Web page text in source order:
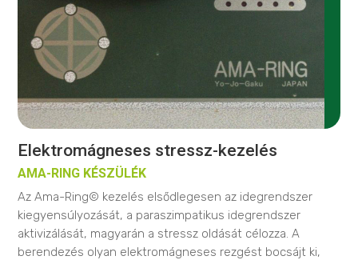
Elektromágneses stressz-kezelés
AMA-RING KÉSZÜLÉK
Az Ama-Ring© kezelés elsődlegesen az idegrendszer
kiegyensúlyozását, a paraszimpatikus idegrendszer
aktivizálását, magyarán a stressz oldását célozza. A
berendezés olyan elektromágneses rezgést bocsájt ki,